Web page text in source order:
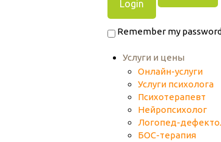
Remember my password
Услуги и цены
Онлайн-услуги
Услуги психолога
Психотерапевт
Нейропсихолог
Логопед-
БОС-терапия